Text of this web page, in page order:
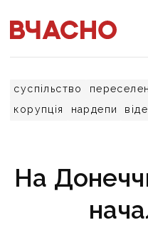
суспільство
корупція
нардепи
На